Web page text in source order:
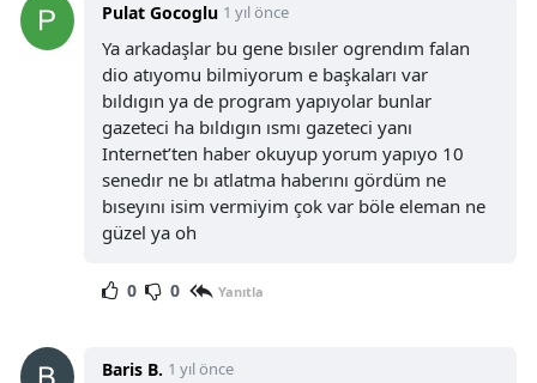
Pulat Gocoglu 1 yıl önce
Ya arkadaşlar bu gene bısıler ogrendım falan
dio atıyomu bilmiyorum e başkaları var
bıldıgın ya de program yapıyolar bunlar
gazeteci ha bıldıgın ısmı gazeteci yanı
Internet’ten haber okuyup yorum yapıyo 10
senedır ne bı atlatma haberını gördüm ne
bıseyını isim vermiyim çok var böle eleman ne
güzel ya oh
0 0 Yanıtla
Baris B. 1 yıl önce